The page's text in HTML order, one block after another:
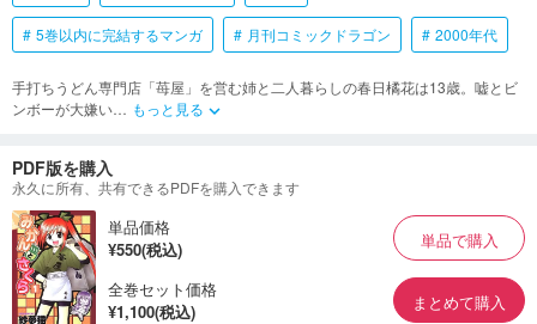
5巻以内に完結するマンガ 月刊コミックドラゴン 2000年代
手打ちうどん専門店「苺屋」を営む姉と二人暮らしの春日橘花は13歳。嘘とビ
ンボーが大嫌い… もっと見る keyboard_arrow_down
PDF版を購入
永久に所有、共有できるPDFを購入できます
単品価格
¥550(税込)
単品で購入
全巻セット価格
¥1,100(税込)
まとめて購入